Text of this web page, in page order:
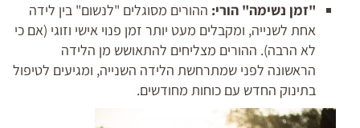
"זמן נשימה" הורי: ההורים מסוגלים "לנשום" בין לידה
אחת לשנייה, ומקבלים מעט יותר זמן פנוי אישי וזוגי (אם כי
לא הרבה). ההורים מצליחים להתאושש מן הלידה
הראשונה לפני שמתרחשת הלידה השנייה, ומגיעים לטיפול
בתינוק החדש עם כוחות מחודשים.